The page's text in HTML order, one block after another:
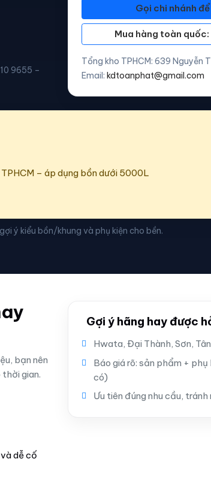
9655 –
Gọi chi nhánh
Mua hàng toàn
Tổng kho TPHCM: 639 Nguyễn
Email:kdtoanphat@gmail.com
– áp dụng bồn dưới 5000L
ý kiểu bồn/khung và phụ kiện cho bền.
bạn nên
gian.
dễ cố
Gợi ý hãng hay được
Hwata, Đại Thành, Sơn,
Báo giá rõ: sản phẩm +
có)
Ưu tiên đúng nhu cầu,